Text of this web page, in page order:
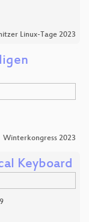
Linux-Tage 2023
Winterkongress 2023
Keyboard